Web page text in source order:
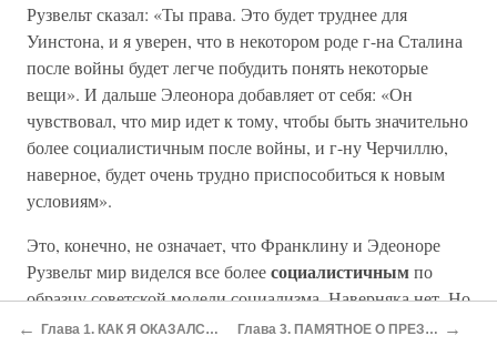
Рузвельт сказал: «Ты права. Это будет труднее для
Уинстона, и я уверен, что в некотором роде г-на Сталина
после войны будет легче побудить понять некоторые
вещи». И дальше Элеонора добавляет от себя: «Он
чувствовал, что мир идет к тому, чтобы быть значительно
более социалистичным после войны, и г-ну Черчиллю,
наверное, будет очень трудно приспособиться к новым
условиям».
Это, конечно, не означает, что Франклину и Эдеоноре
Рузвельт мир виделся все болеесоциалистичнымпо
образцу советской модели социализма. Наверняка нет. Но
приведенный выше обмен репликами между ними
← Глава 1. КАК Я ОКАЗАЛСЯ НА «ХОЛОДНОЙ ВОЙНЕ» Глава 3. ПАМЯТНОЕ О ПРЕЗИДЕНТСТВЕ ЭЙЗЕНХАУЭРА →